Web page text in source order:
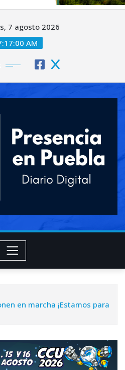
7 agosto 2026
AM
en marcha ¡Estamos para